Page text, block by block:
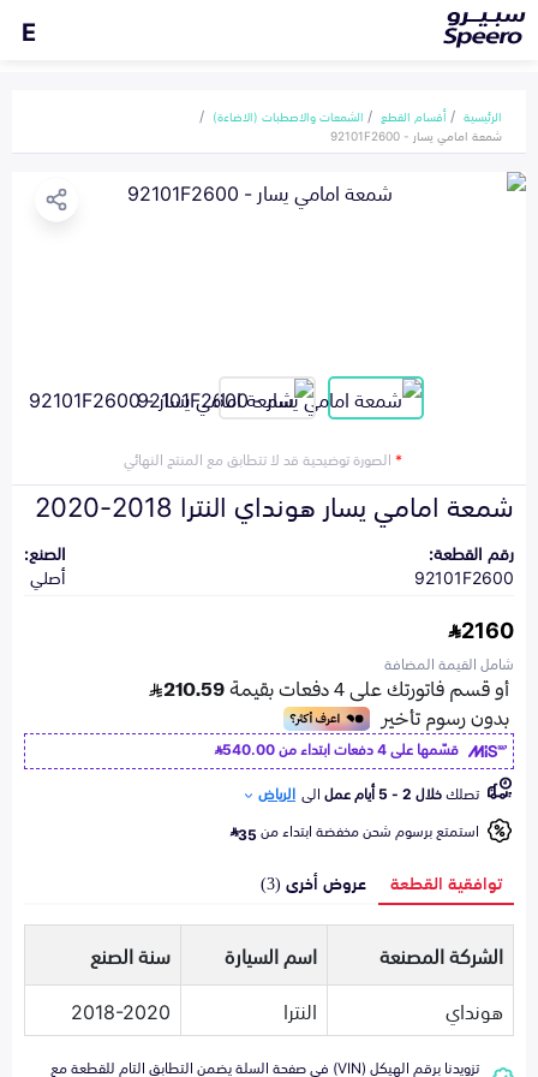
E
الرئيسية أقسام القطع
الشمعات والاصطبات (الاضاءة)
شمعة امامي يسار - 92101F2600
*الصورة توضيحية قد لا تتطابق مع المنتج النهائي
شمعة امامي يسار هونداي النترا 2018-2020
رقم القطعة:
92101F2600
الصنع:
أصلي
2160
شامل القيمة المضافة
قسّمها على 4 دفعات ابتداء من
540.00
تصلكخلال 2 - 5 أيام عمل الى الرياض
استمتع برسوم شحن مخفضة ابتداء من35
توافقية القطعة عروض أخرى (3)
الشركة المصنعة اسم السيارة
سنة الصنع
هونداي
النترا 2018-2020
تزويدنا برقم الهيكل (VIN) في صفحة السلة يضمن التطابق التام للقطعة مع